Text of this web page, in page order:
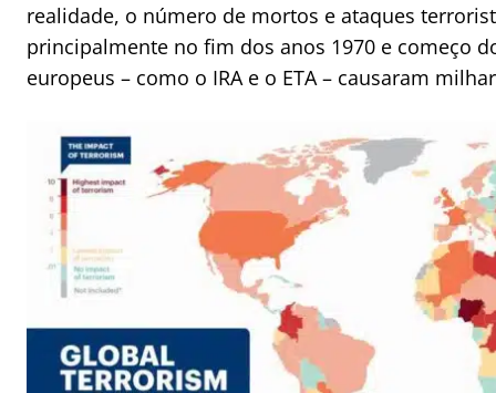
realidade, o número de mortos e ataques
principalmente no fim dos anos 1970 e começo
europeus – como o IRA e o ETA – causaram